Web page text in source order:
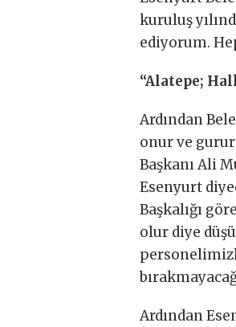
kuruluş
ediyorum.
“Alatepe;
Ardından
onur ve
Başkanı Ali
Esenyurt
Başkalığı
olur diye
Ardından